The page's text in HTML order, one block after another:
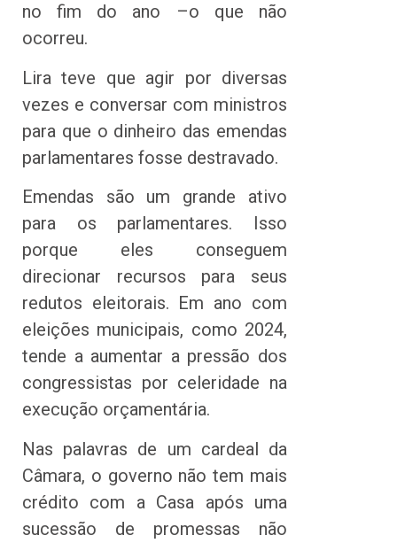
no fim do ano –o que não
ocorreu.
Lira teve que agir por diversas
vezes e conversar com ministros
para que o dinheiro das emendas
parlamentares fosse destravado.
Emendas são um grande ativo
para os parlamentares. Isso
porque eles conseguem
direcionar recursos para seus
redutos eleitorais. Em ano com
eleições municipais, como 2024,
tende a aumentar a pressão dos
congressistas por celeridade na
execução orçamentária.
Nas palavras de um cardeal da
Câmara, o governo não tem mais
crédito com a Casa após uma
sucessão de promessas não